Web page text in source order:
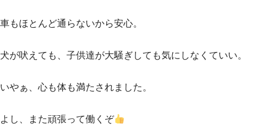
車もほとんど通らないから安心。
犬が吠えても、子供達が大騒ぎしても気にしなくていい。
いやぁ、心も体も満たされました。
よし、また頑張って働くぞ